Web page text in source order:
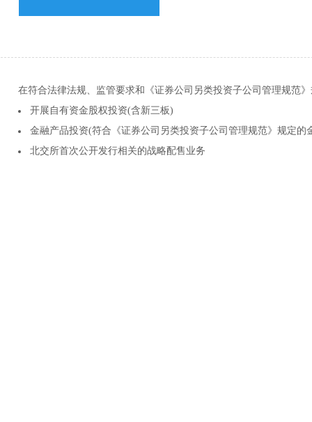
在符合法律法规、监管要求和《证券公司另类投资子公司管理规范
开展自有资金股权投资(含新三板)
金融产品投资(符合《证券公司另类投资子公司管理规范》规定的
北交所首次公开发行相关的战略配售业务